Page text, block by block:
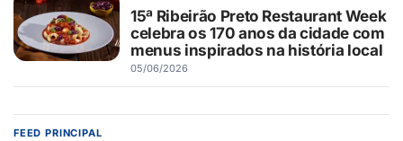
15ª Ribeirão Preto Restaurant Week
celebra os 170 anos da cidade com
menus inspirados na história local
05/06/2026
FEED PRINCIPAL